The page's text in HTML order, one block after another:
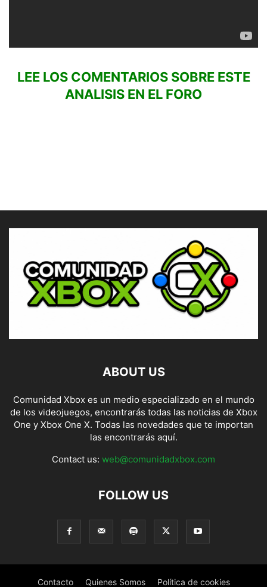
LEE LOS COMENTARIOS SOBRE ESTE
ANALISIS EN EL FORO
ABOUT US
Comunidad Xbox es un medio especializado en el mundo
de los videojuegos, encontrarás todas las noticias de Xbox
One y Xbox One X. Todas las novedades que te importan
las encontrarás aquí.
Contact us: web@comunidadxbox.com
FOLLOW US
Contacto Quienes Somos Política de cookies